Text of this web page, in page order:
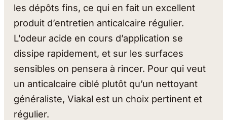
les dépôts fins, ce qui en fait un excellent
produit d’entretien anticalcaire régulier.
L’odeur acide en cours d’application se
dissipe rapidement, et sur les surfaces
sensibles on pensera à rincer. Pour qui veut
un anticalcaire ciblé plutôt qu’un nettoyant
généraliste, Viakal est un choix pertinent et
régulier.